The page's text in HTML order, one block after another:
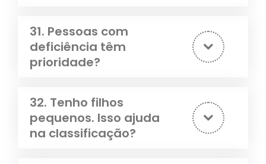
31. Pessoas com
deficiência têm
prioridade?
32. Tenho filhos
pequenos. Isso ajuda
na classificação?